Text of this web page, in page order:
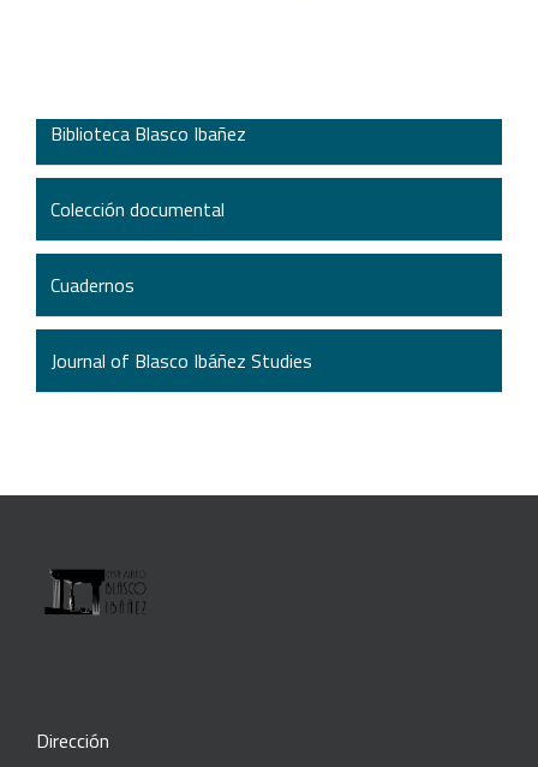
Biblioteca Blasco Ibañez
Colección documental
Cuadernos
Journal of Blasco Ibáñez Studies
Dirección